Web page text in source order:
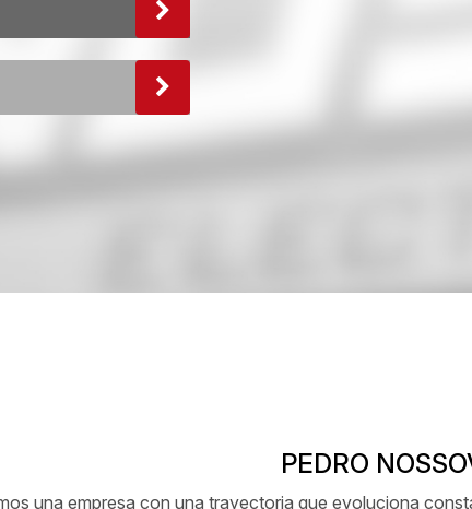
PEDRO
una empresa con una trayectoria que evoluciona